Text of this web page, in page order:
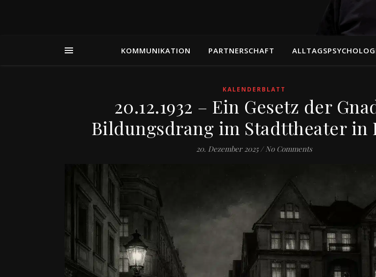
KOMMUNIKATION PARTNERSCHAFT
KALENDERBLATT
20.12.1932 – Ein Gesetz der
Bildungsdrang im Stadttheater in
20. Dezember 2025 / No Comments